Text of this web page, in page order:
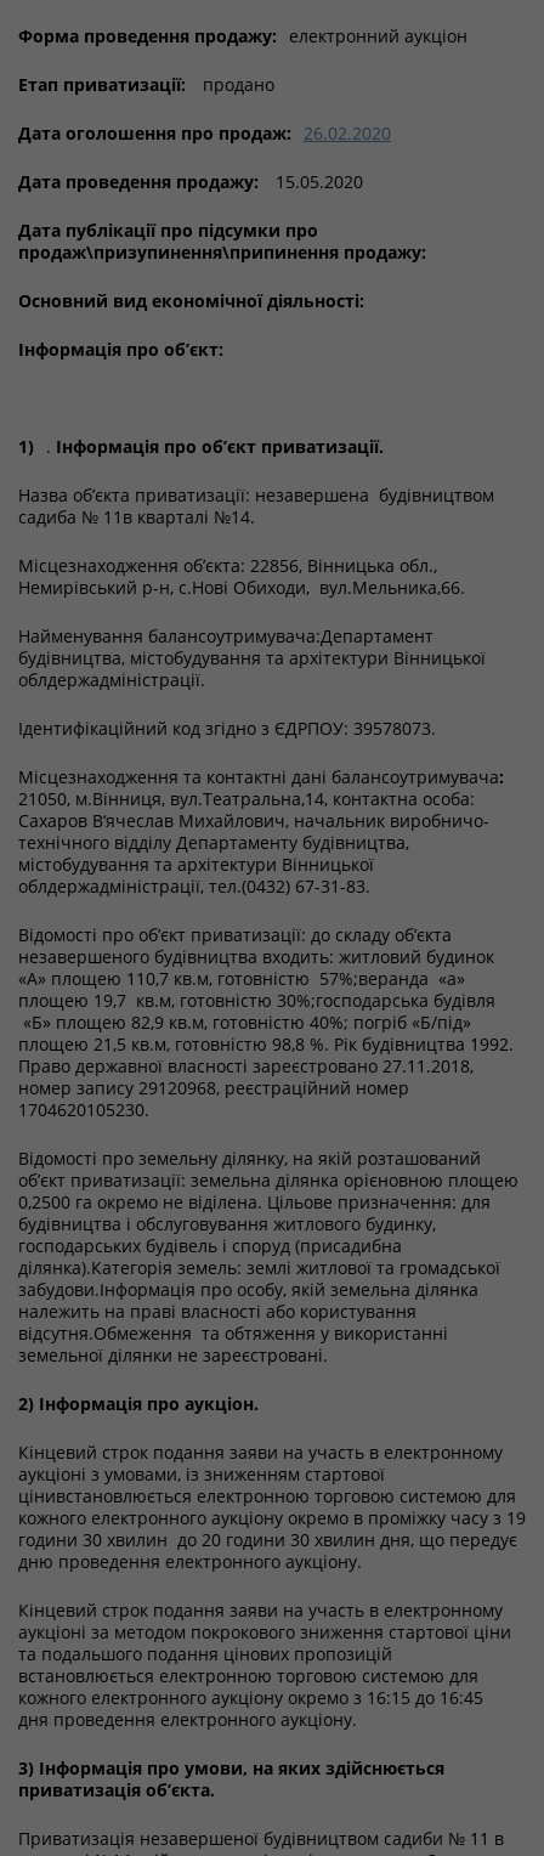
Форма проведення продажу: електронний аукціон
Етап приватизації: продано
Дата оголошення про продаж: 26.02.2020
Дата проведення продажу: 15.05.2020
Дата публікації про підсумки про
продаж\призупинення\припинення продажу:
Основний вид економічної діяльності:
Інформація про об’єкт:
1) . Інформація про об’єкт приватизації.
Назва об’єкта приватизації: незавершена будівництвом
садиба № 11в кварталі №14.
Місцезнаходження об’єкта: 22856, Вінницька обл.,
Немирівський р-н, с.Нові Обиходи, вул.Мельника,66.
Найменування балансоутримувача:Департамент
будівництва, містобудування та архітектури Вінницької
облдержадміністрації.
Ідентифікаційний код згідно з ЄДРПОУ: 39578073.
Місцезнаходження та контактні дані балансоутримувача:
21050, м.Вінниця, вул.Театральна,14, контактна особа:
Сахаров В‘ячеслав Михайлович, начальник виробничо-
технічного відділу Департаменту будівництва,
містобудування та архітектури Вінницької
облдержадміністрації, тел.(0432) 67-31-83.
Відомості про об’єкт приватизації: до складу об’єкта
незавершеного будівництва входить: житловий будинок
«А» площею 110,7 кв.м, готовністю 57%;веранда «а»
площею 19,7 кв.м, готовністю 30%;господарська будівля
«Б» площею 82,9 кв.м, готовністю 40%; погріб «Б/під»
площею 21,5 кв.м, готовністю 98,8 %. Рік будівництва 1992.
Право державної власності зареєстровано 27.11.2018,
номер запису 29120968, реєстраційний номер
1704620105230.
Відомості про земельну ділянку, на якій розташований
об’єкт приватизації: земельна ділянка орієновною площею
0,2500 га окремо не віділена. Цільове призначення: для
будівництва і обслуговування житлового будинку,
господарських будівель і споруд (присадибна
ділянка).Категорія земель: землі житлової та громадської
забудови.Інформація про особу, якій земельна ділянка
належить на праві власності або користування
відсутня.Обмеження та обтяження у використанні
земельної ділянки не зареєстровані.
2) Інформація про аукціон.
Кінцевий строк подання заяви на участь в електронному
аукціоні з умовами, із зниженням стартової
цінивстановлюється електронною торговою системою для
кожного електронного аукціону окремо в проміжку часу з 19
години 30 хвилин до 20 години 30 хвилин дня, що передує
дню проведення електронного аукціону.
Кінцевий строк подання заяви на участь в електронному
аукціоні за методом покрокового зниження стартової ціни
та подальшого подання цінових пропозицій
встановлюється електронною торговою системою для
кожного електронного аукціону окремо з 16:15 до 16:45
дня проведення електронного аукціону.
3) Інформація про умови, на яких здійснюється
приватизація об’єкта.
Приватизація незавершеної будівництвом садиби № 11 в